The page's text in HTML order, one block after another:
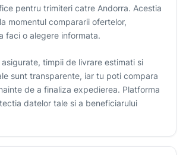
pentru trimiteri catre Andorra. Acestia
momentul compararii ofertelor,
faci o alegere informata.
asigurate, timpii de livrare estimati si
sunt transparente, iar tu poti compara
de a finaliza expedierea. Platforma
datelor tale si a beneficiarului